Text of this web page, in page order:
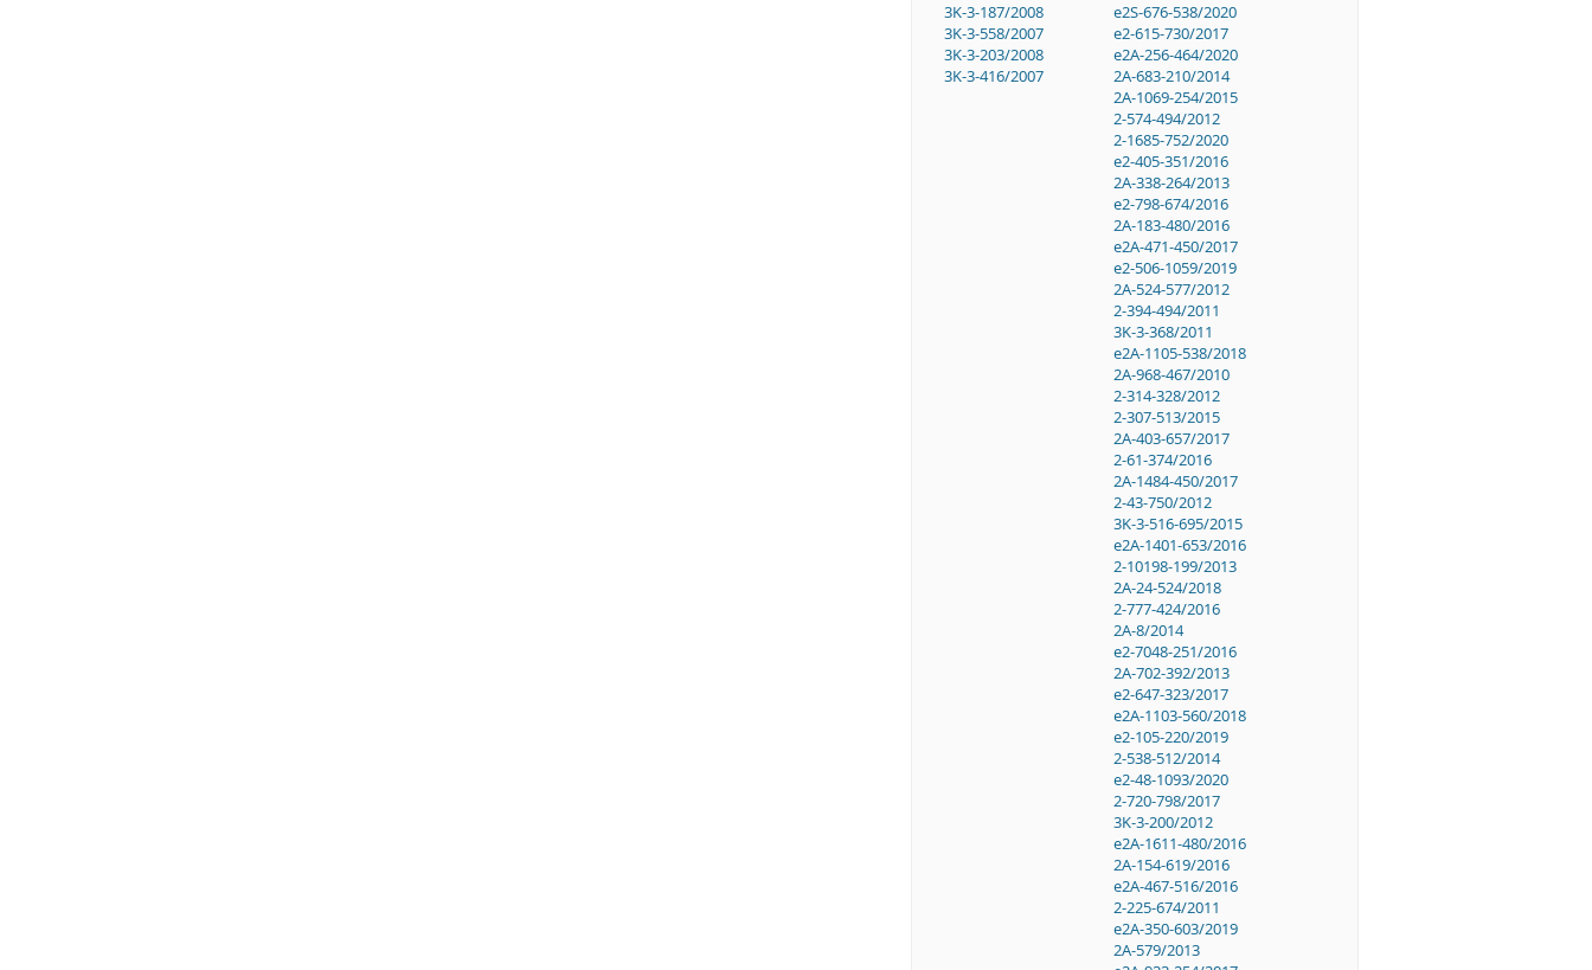
3K-3-187/2008
3K-3-558/2007
3K-3-203/2008
3K-3-416/2007
e2S-676-538/2020
e2-615-730/2017
e2A-256-464/2020
2A-683-210/2014
2A-1069-254/2015
2-574-494/2012
2-1685-752/2020
e2-405-351/2016
2A-338-264/2013
e2-798-674/2016
2A-183-480/2016
e2A-471-450/2017
e2-506-1059/2019
2A-524-577/2012
2-394-494/2011
3K-3-368/2011
e2A-1105-538/2018
2A-968-467/2010
2-314-328/2012
2-307-513/2015
2A-403-657/2017
2-61-374/2016
2A-1484-450/2017
2-43-750/2012
3K-3-516-695/2015
e2A-1401-653/2016
2-10198-199/2013
2A-24-524/2018
2-777-424/2016
2A-8/2014
e2-7048-251/2016
2A-702-392/2013
e2-647-323/2017
e2A-1103-560/2018
e2-105-220/2019
2-538-512/2014
e2-48-1093/2020
2-720-798/2017
3K-3-200/2012
e2A-1611-480/2016
2A-154-619/2016
e2A-467-516/2016
2-225-674/2011
e2A-350-603/2019
2A-579/2013